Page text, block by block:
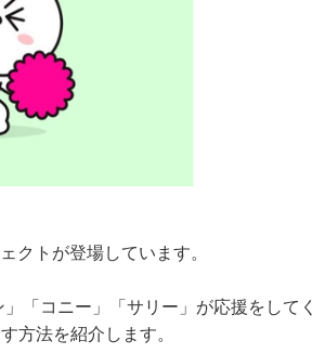
クトが登場しています。
「コニー」「サリー」が応援をしてく
方法を紹介します。